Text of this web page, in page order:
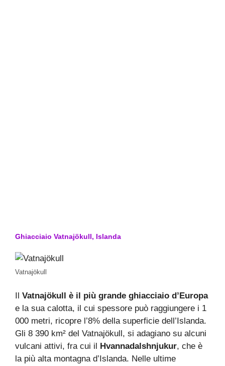
Ghiacciaio Vatnajökull, Islanda
Vatnajökull
Vatnajökull è il più grande ghiacciaio d’Europa
e la sua calotta, il cui spessore può raggiungere i 1
000 metri, ricopre l’8% della superficie dell’Islanda.
Gli 8 390 km² del Vatnajökull, si adagiano su alcuni
vulcani attivi, fra cui il
Hvannadalshnjukur, che è
la più alta montagna d’Islanda. Nelle ultime